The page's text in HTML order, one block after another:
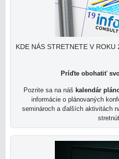
KDE NÁS STRETNETE V ROKU
Príďte obohatiť
Pozrite sa na náš kalendár
informácie o plánovaných
seminároch a ďalších aktivitách